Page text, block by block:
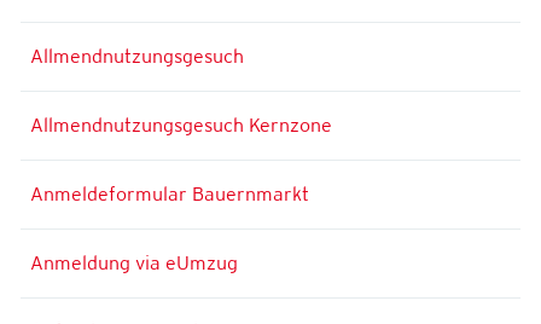
Allmendnutzungsgesuch
Allmendnutzungsgesuch Kernzone
Anmeldeformular Bauernmarkt
Anmeldung via eUmzug